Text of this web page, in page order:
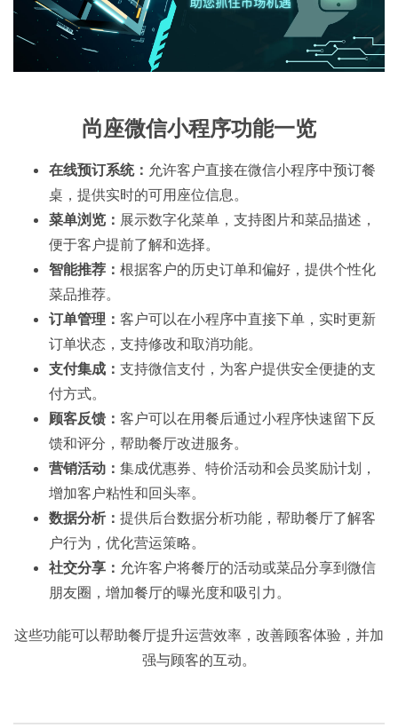
尚座微信小程序功能一览
在线预订系统： 允许客户直接在微信小程序中预订餐
桌，提供实时的可用座位信息。
菜单浏览： 展示数字化菜单，支持图片和菜品描述，
便于客户提前了解和选择。
智能推荐： 根据客户的历史订单和偏好，提供个性化
菜品推荐。
订单管理： 客户可以在小程序中直接下单，实时更新
订单状态，支持修改和取消功能。
支付集成： 支持微信支付，为客户提供安全便捷的支
付方式。
顾客反馈： 客户可以在用餐后通过小程序快速留下反
馈和评分，帮助餐厅改进服务。
营销活动： 集成优惠券、特价活动和会员奖励计划，
增加客户粘性和回头率。
数据分析： 提供后台数据分析功能，帮助餐厅了解客
户行为，优化营运策略。
社交分享： 允许客户将餐厅的活动或菜品分享到微信
朋友圈，增加餐厅的曝光度和吸引力。
这些功能可以帮助餐厅提升运营效率，改善顾客体验，并加
强与顾客的互动。